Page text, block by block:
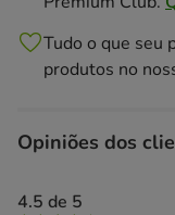
Tudo o que seu
produtos no
Opiniões dos
4.5 de 5
60% das pessoas